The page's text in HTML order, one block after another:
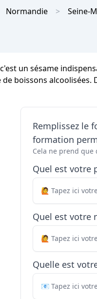
Normandie Seine-
un sésame
boissons
Remplissez le
formation
Cela ne prend que
Quel est votre
Quel est votre
Quelle est